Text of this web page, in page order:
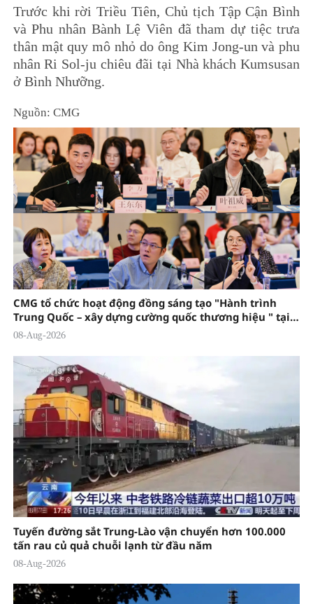
Trước khi rời Triều Tiên, Chủ tịch Tập Cận Bình
và Phu nhân Bành Lệ Viên đã tham dự tiệc trưa
thân mật quy mô nhỏ do ông Kim Jong-un và phu
nhân Ri Sol-ju chiêu đãi tại Nhà khách Kumsusan
ở Bình Nhưỡng.
Nguồn: CMG
CMG tổ chức hoạt động đồng sáng tạo "Hành trình
Trung Quốc – xây dựng cường quốc thương hiệu " tại
Đông Quản
08-Aug-2026
Tuyến đường sắt Trung-Lào vận chuyển hơn 100.000
tấn rau củ quả chuỗi lạnh từ đầu năm
08-Aug-2026